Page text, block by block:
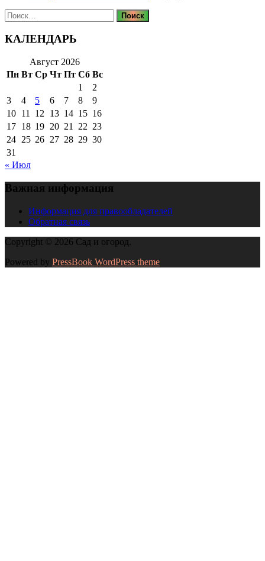
Найти:
КАЛЕНДАРЬ
Август 2026
Пн Вт Ср Чт Пт Сб Вс
1
2
3
4 5 6 7 8
9
10 11 12 13 14 15 16
17 18 19 20 21 22 23
24 25 26 27 28 29 30
31
« Июл
Важная информация
Информация для правообладателей
Обратная связь
Copyright © 2026 Сад и огород.
Powered by PressBook WordPress theme